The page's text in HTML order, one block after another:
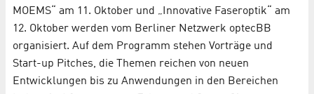
MOEMS“ am 11. Oktober und „Innovative Faseroptik“ am
12. Oktober werden vom Berliner Netzwerk optecBB
organisiert. Auf dem Programm stehen Vorträge und
Start-up Pitches, die Themen reichen von neuen
Entwicklungen bis zu Anwendungen in den Bereichen